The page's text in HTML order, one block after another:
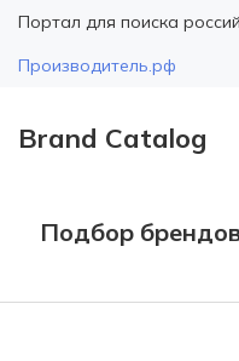
Портал для поиска
Производитель.рф
Brand Catalog
Подбор